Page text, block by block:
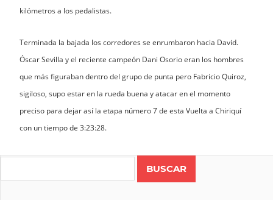
kilómetros a los pedalistas.
Terminada la bajada los corredores se enrumbaron hacia David.
Óscar Sevilla y el reciente campeón Dani Osorio eran los hombres
que más figuraban dentro del grupo de punta pero Fabricio Quiroz,
sigiloso, supo estar en la rueda buena y atacar en el momento
preciso para dejar así la etapa número 7 de esta Vuelta a Chiriquí
con un tiempo de 3:23:28.